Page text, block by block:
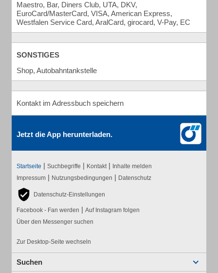
Maestro, Bar, Diners Club, UTA, DKV,
EuroCard/MasterCard, VISA, American Express,
Westfalen Service Card, AralCard, girocard, V-Pay, EC
SONSTIGES
Shop, Autobahntankstelle
Kontakt im Adressbuch speichern
Jetzt die App herunterladen.
Startseite | Suchbegriffe | Kontakt | Inhalte melden
Impressum | Nutzungsbedingungen | Datenschutz
Datenschutz-Einstellungen
Facebook - Fan werden | Auf Instagram folgen
Über den Messenger suchen
Zur Desktop-Seite wechseln
Suchen